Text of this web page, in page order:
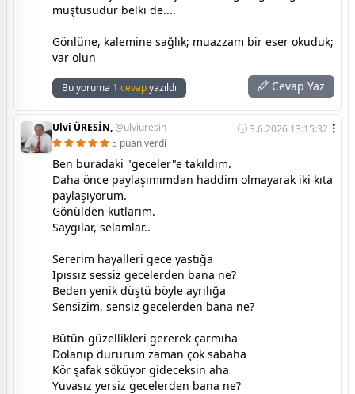
muştusudur belki de....
Gönlüne, kalemine sağlık; muazzam bir eser okuduk;
var olun
Bu yoruma 1 cevapyazıldı Cevap Yaz
Ulvi ÜRESİN,@ulviuresin
3.6.2026 13:15:32
5 puan verdi
Ben buradaki "geceler"e takıldım.
Daha önce paylaşımımdan haddim olmayarak iki kıta
paylaşıyorum.
Gönülden kutlarım.
Saygılar, selamlar..
Sererim hayalleri gece yastığa
Ipıssız sessiz gecelerden bana ne?
Beden yenik düştü böyle ayrılığa
Sensizim, sensiz gecelerden bana ne?
Bütün güzellikleri gererek çarmıha
Dolanıp dururum zaman çok sabaha
Kör şafak söküyor gideceksin aha
Yuvasız yersiz gecelerden bana ne?